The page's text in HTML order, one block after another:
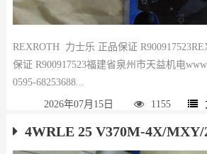
REXROTH 力士乐 正品保证
保证 R900917523福建省泉州市天益机电
0595-68253688...
2026年07月15日 1155
4WRLE 25 V370M-4X/MXY/24A1